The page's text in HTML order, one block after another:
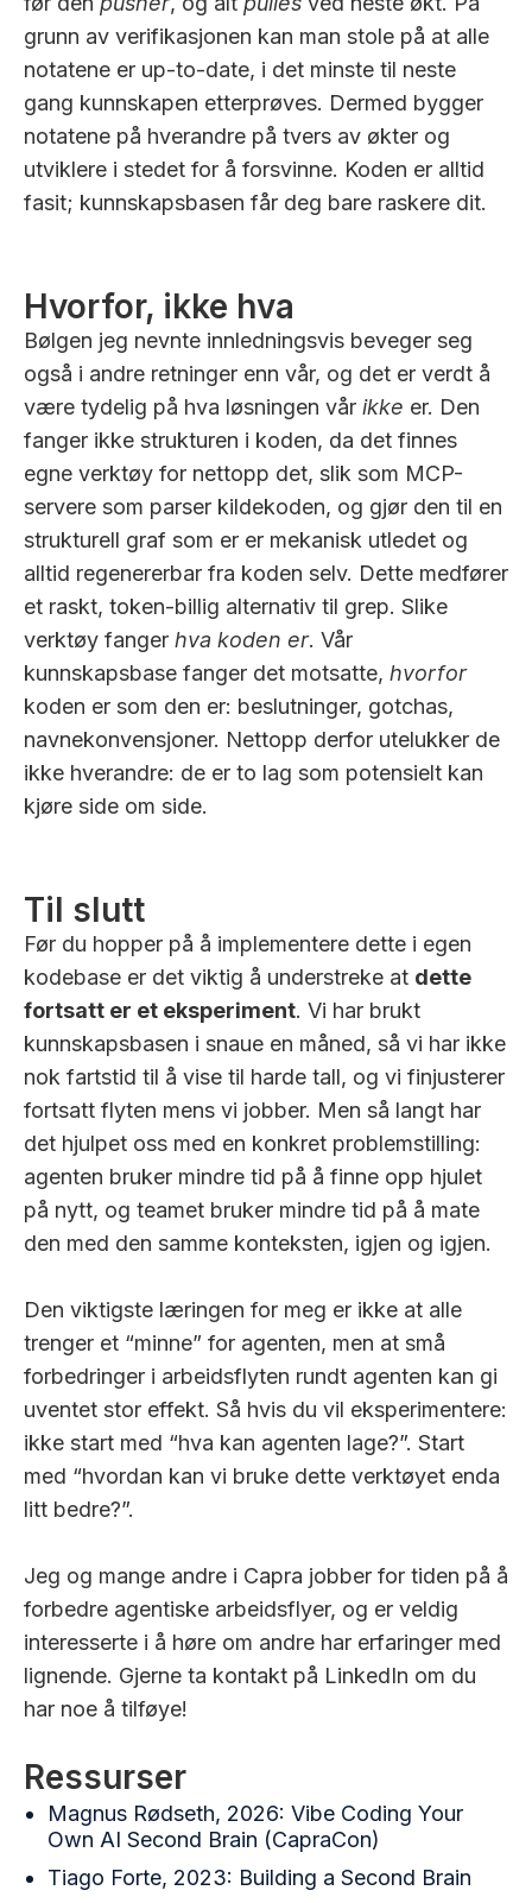
grunn av verifikasjonen kan man stole på at alle
notatene er up-to-date, i det minste til neste
gang kunnskapen etterprøves. Dermed bygger
notatene på hverandre på tvers av økter og
utviklere i stedet for å forsvinne. Koden er alltid
fasit; kunnskapsbasen får deg bare raskere dit.
Hvorfor, ikke hva
Bølgen jeg nevnte innledningsvis beveger seg
også i andre retninger enn vår, og det er verdt å
være tydelig på hva løsningen vår ikke er. Den
fanger ikke strukturen i koden, da det finnes
egne verktøy for nettopp det, slik som MCP-
servere som parser kildekoden, og gjør den til en
strukturell graf som er er mekanisk utledet og
alltid regenererbar fra koden selv. Dette medfører
et raskt, token-billig alternativ til grep. Slike
verktøy fanger hva koden er. Vår
kunnskapsbase fanger det motsatte, hvorfor
koden er som den er: beslutninger, gotchas,
navnekonvensjoner. Nettopp derfor utelukker de
ikke hverandre: de er to lag som potensielt kan
kjøre side om side.
Til slutt
Før du hopper på å implementere dette i egen
kodebase er det viktig å understreke at dette
fortsatt er et eksperiment. Vi har brukt
kunnskapsbasen i snaue en måned, så vi har ikke
nok fartstid til å vise til harde tall, og vi finjusterer
fortsatt flyten mens vi jobber. Men så langt har
det hjulpet oss med en konkret problemstilling:
agenten bruker mindre tid på å finne opp hjulet
på nytt, og teamet bruker mindre tid på å mate
den med den samme konteksten, igjen og igjen.
Den viktigste læringen for meg er ikke at alle
trenger et “minne” for agenten, men at små
forbedringer i arbeidsflyten rundt agenten kan gi
uventet stor effekt. Så hvis du vil eksperimentere:
ikke start med “hva kan agenten lage?”. Start
med “hvordan kan vi bruke dette verktøyet enda
litt bedre?”.
Jeg og mange andre i Capra jobber for tiden på å
forbedre agentiske arbeidsflyer, og er veldig
interesserte i å høre om andre har erfaringer med
lignende. Gjerne ta kontakt på LinkedIn om du
har noe å tilføye!
Ressurser
Magnus Rødseth, 2026: Vibe Coding Your
Own AI Second Brain (CapraCon)
Tiago Forte, 2023: Building a Second Brain